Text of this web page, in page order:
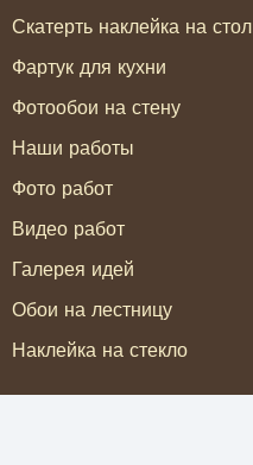
Скатерть наклейка на стол
Фартук для кухни
Фотообои на стену
Наши работы
Фото работ
Видео работ
Галерея идей
Обои на лестницу
Наклейка на стекло